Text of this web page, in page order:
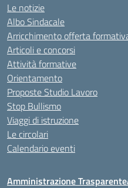
Le notizie
Albo Sindacale
Arricchimento offerta
Articoli e concorsi
Attività formative
Orientamento
Proposte Studio Lavoro
Stop Bullismo
Viaggi di istruzione
Le circolari
Calendario eventi
Amministrazione Trasparente